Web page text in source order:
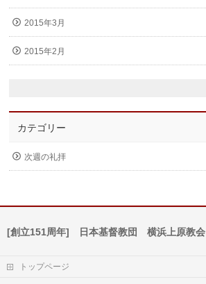
2015年3月
2015年2月
カテゴリー
次週の礼拝
[創立151周年] 日本基督教団 横浜上原教会
トップページ